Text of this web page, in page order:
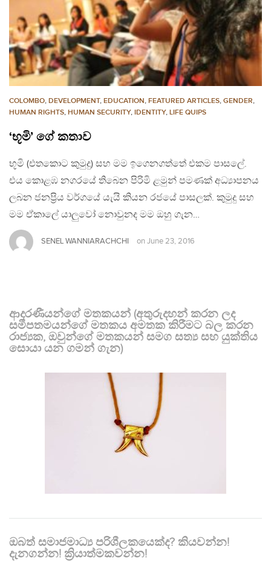
COLOMBO, DEVELOPMENT, EDUCATION, FEATURED ARTICLES, GENDER,
HUMAN RIGHTS, HUMAN SECURITY, IDENTITY, LIFE QUIPS
‘භූමි’ ගේ කතාව
භූමි (එතකොට කුමුදු) සහ මම ඉගෙනගත්තේ එකම පාසලේ.
එය කොළඹ නග‍රයේ තිබෙන පිරිමි ළමුන් පමණක් අධ්‍යාපනය
ලබන ජනප්‍රිය වර්ගයේ යැයි කියන රජයේ පාසලක්. කුමුදු සහ
මම ඒකාලේ යාලුවෝ නොවුනද මම ඔහු ගැන…
SENEL WANNIARACHCHI on June 23, 2016
ආදරණීයන්ගේ මතකයන් (අතුරුදහන් කරන ලද
සමීපතමයන්ගේ මතකය අමතක කිරීමට බල කරන
රාජ්‍යක, ඔවුන්ගේ මතකයන් සමග සත්‍ය සහ යුක්තිය
සොයා යන ගමන් ගැන)
ඔබත් සමාජමාධ්‍ය පරිශීලකයෙක්ද? කියවන්න!
දැනගන්න! ක්‍රියාත්මකවන්න!